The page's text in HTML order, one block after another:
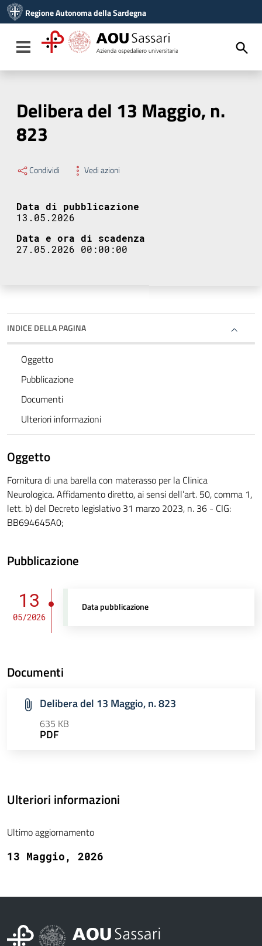
Vai al menu di navigazione
Vai al footer
Regione Autonoma della Sardegna
Toggle navigation
Delibera del 13 Maggio, n.
823
Condividi Vedi azioni
Data di pubblicazione
13.05.2026
Data e ora di scadenza
27.05.2026 00:00:00
INDICE DELLA PAGINA
Oggetto
Pubblicazione
Documenti
Ulteriori informazioni
Oggetto
Fornitura di una barella con materasso per la Clinica
Neurologica. Affidamento diretto, ai sensi dell’art. 50, comma 1,
lett. b) del Decreto legislativo 31 marzo 2023, n. 36 - CIG:
BB694645A0;
Pubblicazione
13
05/2026
Data pubblicazione
Documenti
Delibera del 13 Maggio, n. 823
635 KB
PDF
Ulteriori informazioni
Ultimo aggiornamento
13 Maggio, 2026